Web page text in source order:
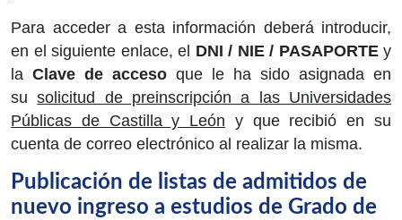
Para acceder a esta información deberá introducir,
en el siguiente enlace, el DNI / NIE / PASAPORTE y
la Clave de acceso que le ha sido asignada en
susolicitud de preinscripción a las Universidades
Públicas de Castilla y León y que recibió en su
cuenta de correo electrónico al realizar la misma.
Publicación de listas de admitidos de
nuevo ingreso a estudios de Grado de